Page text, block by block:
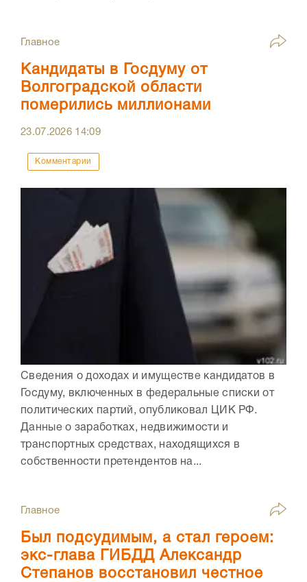
Главное
Кандидаты в Госдуму от
Волгоградской области
померились миллионами
23.07.2026 14:09
Комментарии
Сведения о доходах и имуществе кандидатов в
Госдуму, включенных в федеральные списки от
политических партий, опубликовал ЦИК РФ.
Данные о заработках, недвижимости и
транспортных средствах, находящихся в
собственности претендентов на...
Главное
Был подсудимым, а стал героем:
экс-глава ГИБДД Александр
Степанов восстановил честное